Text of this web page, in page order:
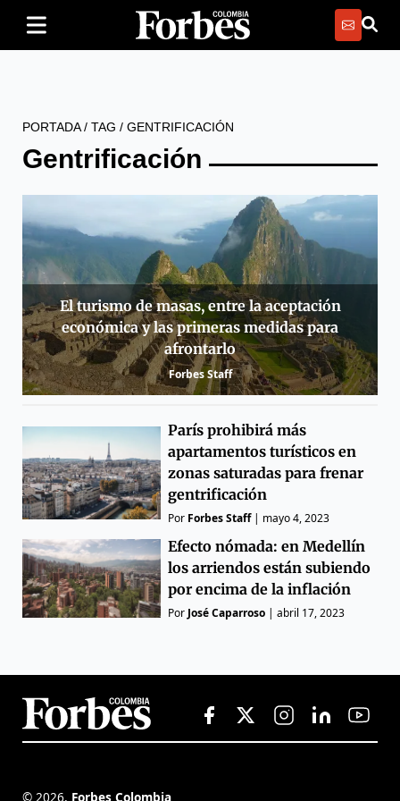
PORTADA/ TAG / GENTRIFICACIÓN
Gentrificación
El turismo de masas, entre la aceptación
económica y las primeras medidas para
afrontarlo
Forbes Staff
París prohibirá más
apartamentos turísticos en
zonas saturadas para frenar
gentrificación
Por Forbes Staff| mayo 4, 2023
Efecto nómada: en Medellín
los arriendos están subiendo
por encima de la inflación
Por José Caparroso |abril 17, 2023
© 2026, Forbes Colombia